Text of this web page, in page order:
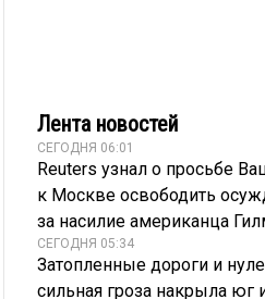
Лента новостей
СЕГОДНЯ 06:01
Reuters узнал о просьбе
к Москве освободить
за насилие американца
СЕГОДНЯ 05:34
Затопленные дороги и
сильная гроза накрыла юг